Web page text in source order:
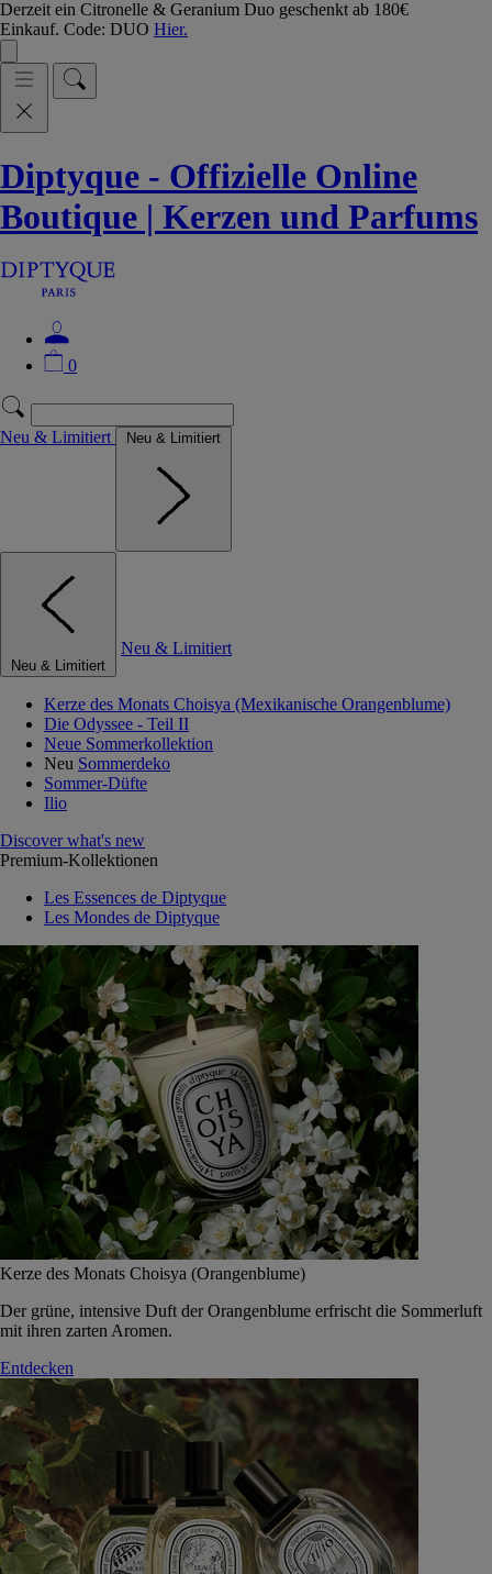
Derzeit ein Citronelle & Geranium Duo geschenkt ab 180€
Einkauf. Code: DUO Hier.
Diptyque - Offizielle Online
Boutique | Kerzen und Parfums
0
Neu & Limitiert Neu & Limitiert
Neu & Limitiert
Neu & Limitiert
Kerze des Monats Choisya (Mexikanische Orangenblume)
Die Odyssee - Teil II
Neue Sommerkollektion
Neu Sommerdeko
Sommer-Düfte
Ilio
Discover what's new
Premium-Kollektionen
Les Essences de Diptyque
Les Mondes de Diptyque
Kerze des Monats Choisya (Orangenblume)
Der grüne, intensive Duft der Orangenblume erfrischt die Sommerluft
mit ihren zarten Aromen.
Entdecken